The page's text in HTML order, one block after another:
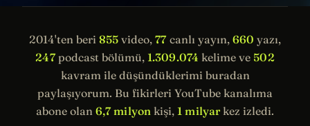
2014'ten beri 855 video,77canlı yayın, 660 yazı,
247podcast bölümü, 1.309.074 kelime ve 502
kavram ile düşündüklerimi buradan
paylaşıyorum. Bu fikirleri YouTube kanalıma
abone olan 6,7 milyon kişi, 1 milyarkez izledi.